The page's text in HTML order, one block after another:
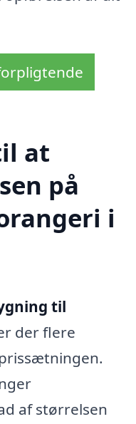
at
på
i
til
der flere
af størrelsen